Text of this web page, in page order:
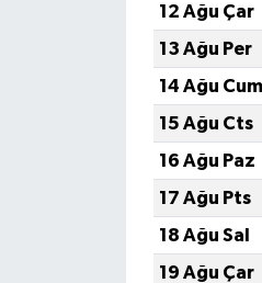
12 Ağu Çar
13 Ağu Per
14 Ağu Cum
15 Ağu Cts
16 Ağu Paz
17 Ağu Pts
18 Ağu Sal
19 Ağu Çar